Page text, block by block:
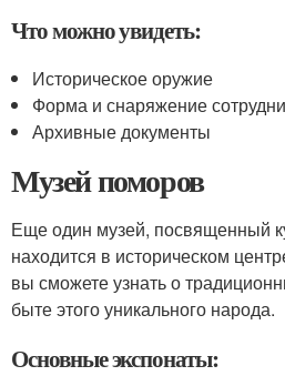
Что можно увидеть:
Историческое оружие
Форма и снаряжение
Архивные документы
Музей поморов
Еще один музей, посвященный
находится в историческом
вы сможете узнать о
быте этого уникального народа.
Основные экспонаты: